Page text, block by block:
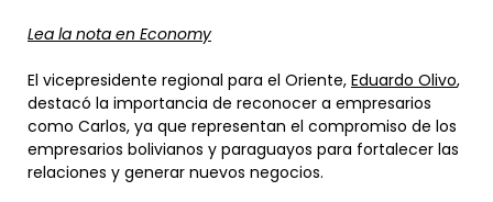
Lea la nota en Economy
El vicepresidente regional para el Oriente, Eduardo Olivo,
destacó la importancia de reconocer a empresarios
como Carlos, ya que representan el compromiso de los
empresarios bolivianos y paraguayos para fortalecer las
relaciones y generar nuevos negocios.